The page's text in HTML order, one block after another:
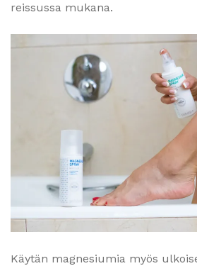
reissussa mukana.
Käytän magnesiumia myös